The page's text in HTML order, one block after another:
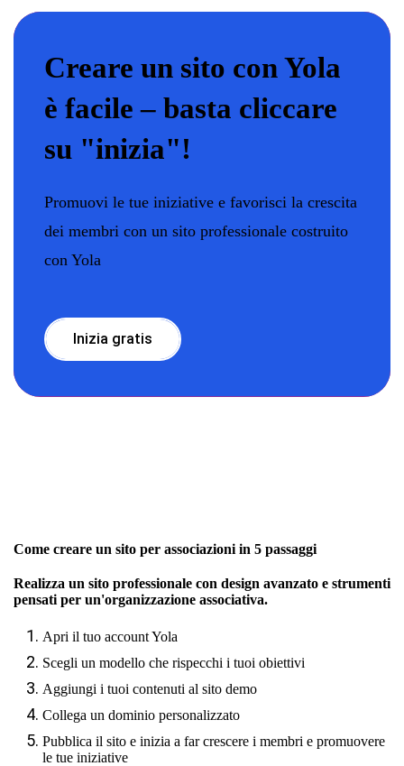
Creare un sito con Yola
è facile – basta cliccare
su "inizia"!
Promuovi le tue iniziative e favorisci la crescita
dei membri con un sito professionale costruito
con Yola
Inizia gratis
Come creare un sito per associazioni in 5 passaggi
Realizza un sito professionale con design avanzato e strumenti
pensati per un'organizzazione associativa.
Apri il tuo account Yola
Scegli un modello che rispecchi i tuoi obiettivi
Aggiungi i tuoi contenuti al sito demo
Collega un dominio personalizzato
Pubblica il sito e inizia a far crescere i membri e promuovere
le tue iniziative